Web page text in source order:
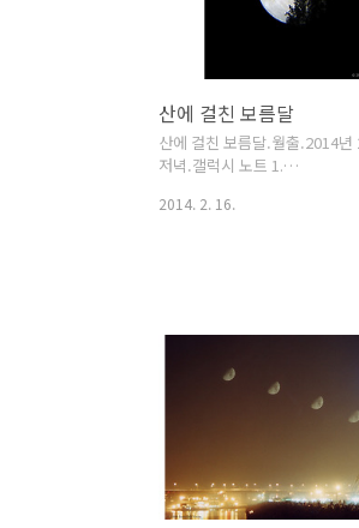
산에 걸친 보름달
산에 걸친 보름달.월출.2014년
저녁.갤럭시 노트 1.
http://cfile4.uf.tistory.com/
2014. 2. 16.